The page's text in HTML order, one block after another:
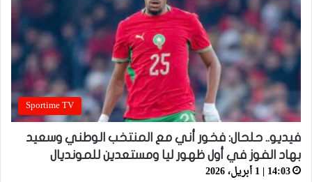
Sportime TV
فيديو.. حلحال: فخور أني مع المنتخب الوطني وسعيد
بهاد الفوز في أول ظهور ليا ومستعدين للمونديال
14:03 | 1 أبريل، 2026